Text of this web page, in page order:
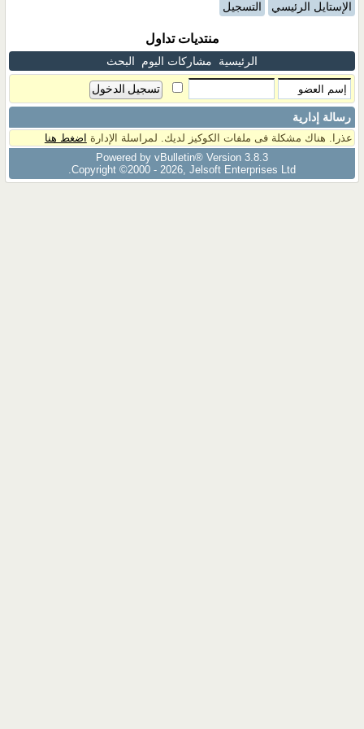
الإستايل الرئيسي التسجيل
منتديات تداول
الرئيسية مشاركات اليوم البحث
رسالة إدارية
عذرا. هناك مشكلة فى ملفات الكوكيز لديك. لمراسلة الإدارة اضغط هنا
Powered by vBulletin® Version 3.8.3
Copyright ©2000 - 2026, Jelsoft Enterprises Ltd.